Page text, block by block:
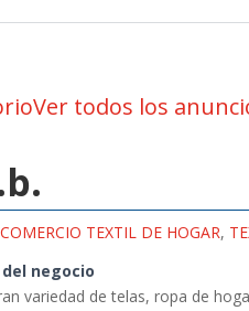
Ver todos los
COMERCIO TEXTIL DE HOGAR,
negocio
variedad de telas, ropa de